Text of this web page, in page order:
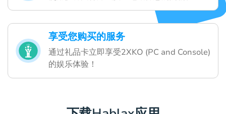
享受您购买的服务
通过礼品卡立即享受2XKO (PC and Console)
的娱乐体验！